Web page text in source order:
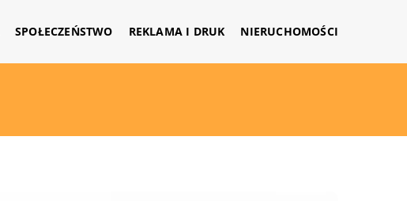
SPOŁECZEŃSTWO REKLAMA I DRUK NIERUCHOMOŚCI